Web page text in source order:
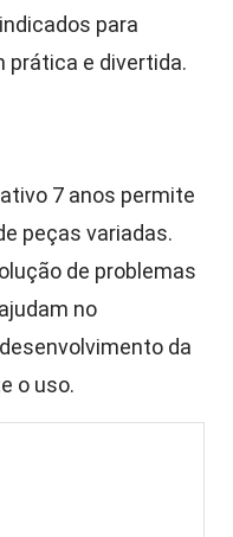
para
prática e divertida.
7 anos permite
peças variadas.
de problemas
no
da
o uso.